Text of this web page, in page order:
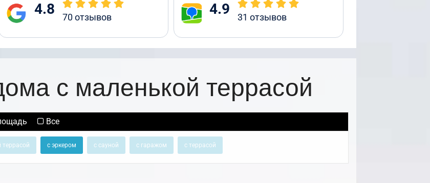
4.8 70отзывов 4.9 31 отзывов
с маленькой террасой
Все
с эркером с сауной с гаражом с террасой